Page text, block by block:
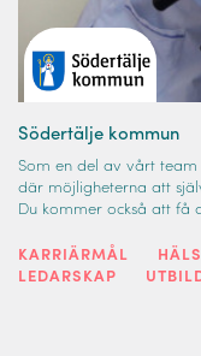
Södertälje kommun
Som en del av vårt
där möjligheterna att
Du kommer också att få
KARRIÄRMÅL
LEDARSKAP